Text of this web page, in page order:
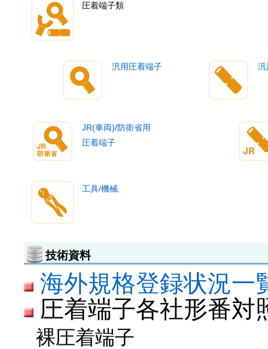
圧着端子類
汎用圧着端子 汎
JR(車両)/防衛省用
圧着端子
工具/機械
技術資料
海外規格登録状況一
圧着端子各社形番対
裸圧着端子